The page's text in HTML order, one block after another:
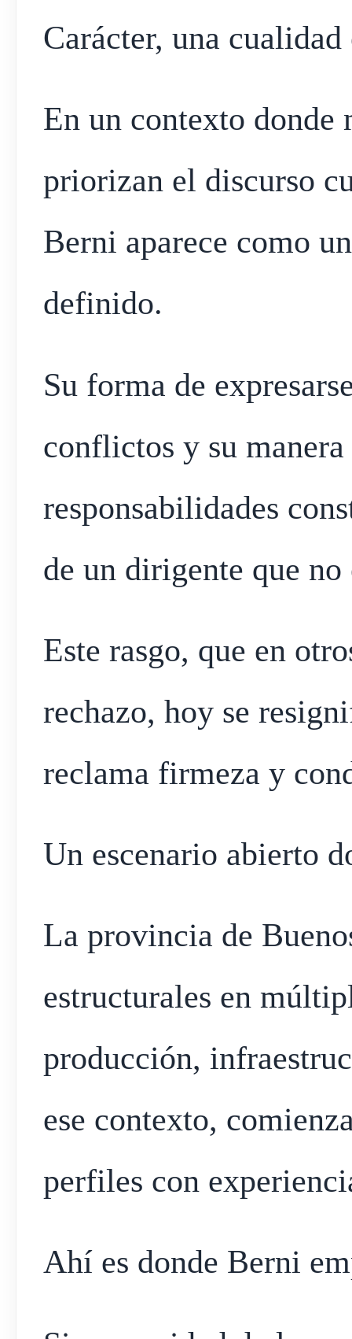
Carácter, una
En un contexto donde
priorizan el discurso
Berni aparece como
definido.
Su forma de
conflictos y su
responsabilidades
de un dirigente que
Este rasgo, que en
rechazo, hoy se
reclama firmeza y
Un escenario abierto
La provincia de
estructurales en
producción,
ese contexto,
perfiles con
Ahí es donde Berni